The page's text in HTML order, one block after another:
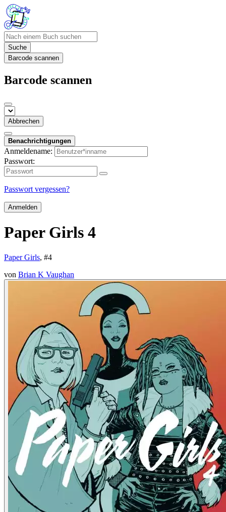
Suche
Barcode scannen
Barcode scannen
Abbrechen
Benachrichtigungen
Anmeldename:
Passwort:
Passwort vergessen?
Anmelden
Paper Girls 4
Paper Girls, #4
von Brian K Vaughan